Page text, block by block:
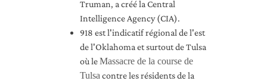
Truman, a créé la Central
Intelligence Agency (CIA).
918 est l'indicatif régional de l'est
de l'Oklahoma et surtout de Tulsa
où leMassacre de la course de
Tulsa contre les résidents de la